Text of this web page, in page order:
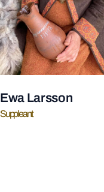
Ewa Larsson
Suppleant